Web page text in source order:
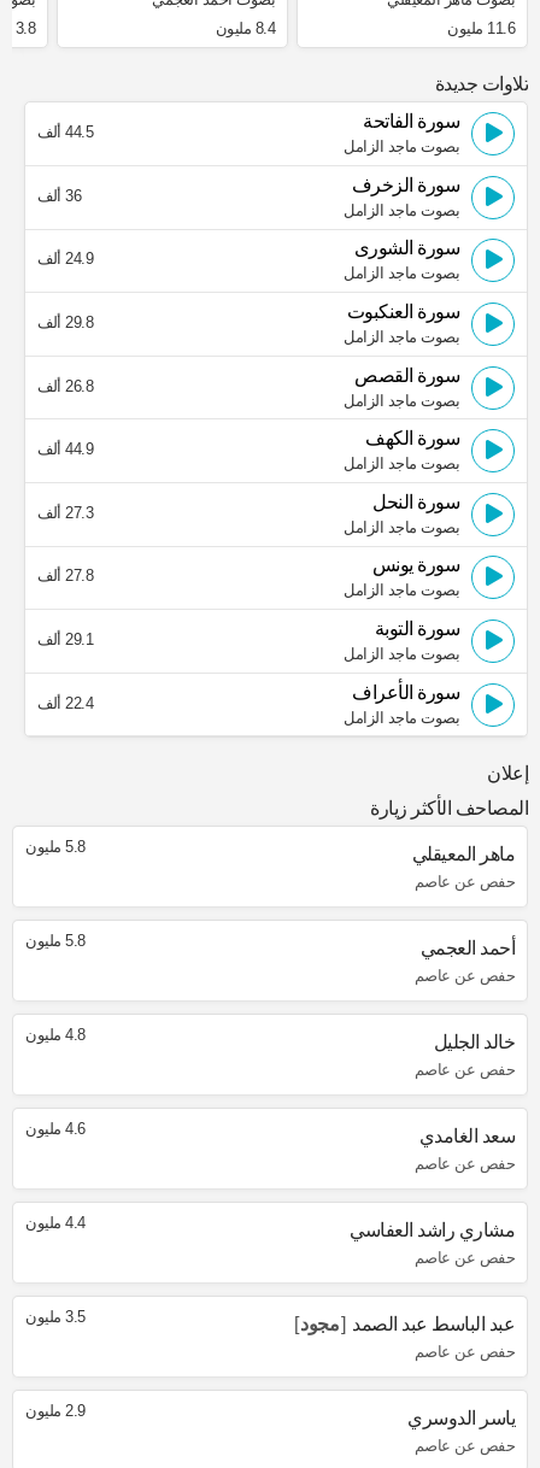
11.6 مليون
8.4 مليون
3.8 مليون
تلاوات جديدة
سورة الفاتحة
بصوت ماجد الزامل
44.5 ألف
سورة الزخرف
بصوت ماجد الزامل
36 ألف
سورة الشورى
بصوت ماجد الزامل
24.9 ألف
سورة العنكبوت
بصوت ماجد الزامل
29.8 ألف
سورة القصص
بصوت ماجد الزامل
26.8 ألف
سورة الكهف
بصوت ماجد الزامل
44.9 ألف
سورة النحل
بصوت ماجد الزامل
27.3 ألف
سورة يونس
بصوت ماجد الزامل
27.8 ألف
سورة التوبة
بصوت ماجد الزامل
29.1 ألف
سورة الأعراف
بصوت ماجد الزامل
22.4 ألف
إعلان
المصاحف الأكثر زيارة
ماهر المعيقلي
حفص عن عاصم
5.8 مليون
أحمد العجمي
حفص عن عاصم
5.8 مليون
خالد الجليل
حفص عن عاصم
4.8 مليون
سعد الغامدي
حفص عن عاصم
4.6 مليون
مشاري راشد العفاسي
حفص عن عاصم
4.4 مليون
عبد الباسط عبد الصمد مجود
حفص عن عاصم
3.5 مليون
ياسر الدوسري
حفص عن عاصم
2.9 مليون